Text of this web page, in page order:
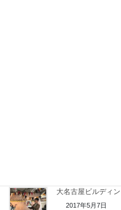
大名古屋ビルディ
2017年5月7日